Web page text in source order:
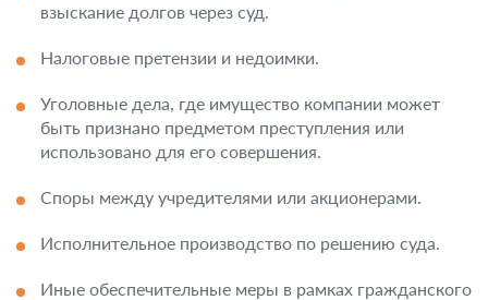
взыскание долгов через суд.
Налоговые претензии и недоимки.
Уголовные дела, где имущество компании может
быть признано предметом преступления или
использовано для его совершения.
Споры между учредителями или акционерами.
Исполнительное производство по решению суда.
Иные обеспечительные меры в рамках гражданского